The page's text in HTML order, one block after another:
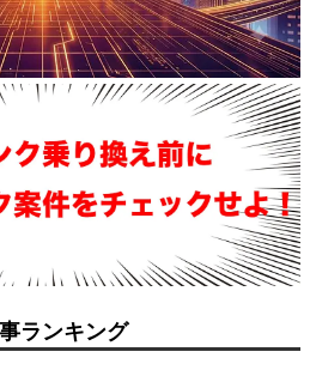
ランキング